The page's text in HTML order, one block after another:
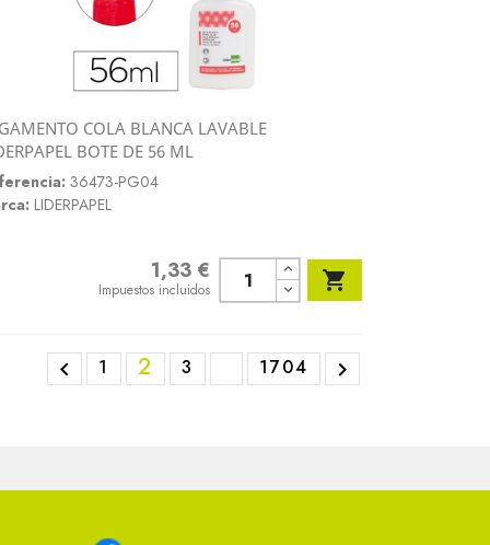
Vista rápida
COLA BLANCA LAVABLE
BOTE DE 56 ML
36473-PG04
LIDERPAPEL
1,33 €
Impuestos incluidos 
 1 2 3 1704 